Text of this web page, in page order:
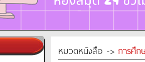
หมวดหนังสือ -> การศึก